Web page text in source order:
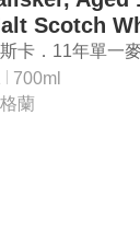
Scotch
卡．11年單一
年限量臻選
700ml
蘭